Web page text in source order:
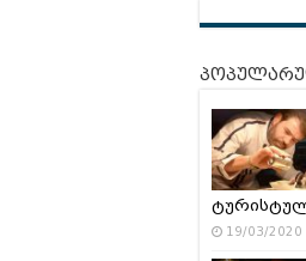
19/03/2020